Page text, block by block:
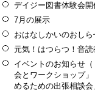
デイジー図書体験会
7月の展示
おはなしかいのおしら
元気！はつらつ！音読
イベントのお知らせ
会とワークショップ
めるための出張相談会